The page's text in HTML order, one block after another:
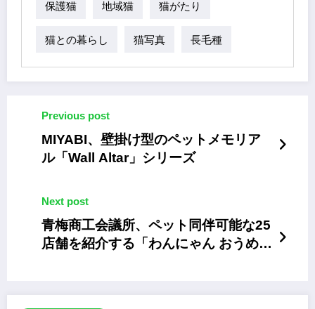
保護猫 地域猫 猫がたり
猫との暮らし 猫写真 長毛種
Previous post
MIYABI、壁掛け型のペットメモリア
ル「Wall Altar」シリーズ
Next post
青梅商工会議所、ペット同伴可能な25
店舗を紹介する「わんにゃん おうめお